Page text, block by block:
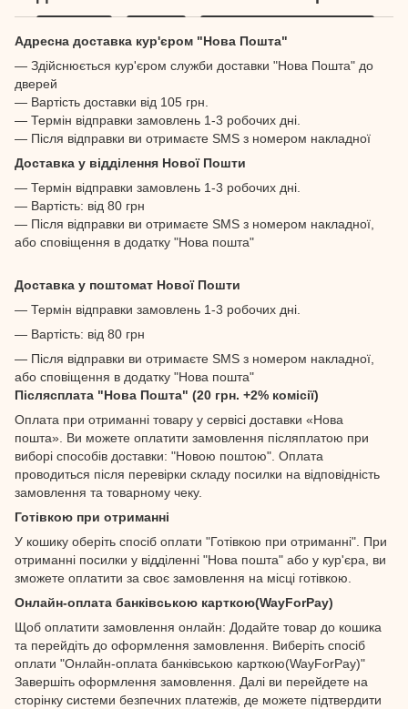
Адресна доставка кур'єром "Нова Пошта"
— Здійснюється кур'єром служби доставки "Нова Пошта" до
дверей
— Вартість доставки від 105 грн.
— Термін відправки замовлень 1-3 робочих дні.
— Після відправки ви отримаєте SMS з номером накладної
Доставка у відділення Нової Пошти
— Термін відправки замовлень 1-3 робочих дні.
— Вартість: від 80 грн
— Після відправки ви отримаєте SMS з номером накладної,
або сповіщення в додатку "Нова пошта"
Доставка у поштомат Нової Пошти
— Термін відправки замовлень 1-3 робочих дні.
— Вартість: від 80 грн
— Після відправки ви отримаєте SMS з номером накладної,
або сповіщення в додатку "Нова пошта"
Післясплата "Нова Пошта" (20 грн. +2% комісії)
Оплата при отриманні товару у сервісі доставки «Нова
пошта». Ви можете оплатити замовлення післяплатою при
виборі способів доставки: "Новою поштою". Оплата
проводиться після перевірки складу посилки на відповідність
замовлення та товарному чеку.
Готівкою при отриманні
У кошику оберіть спосіб оплати "Готівкою при отриманні". При
отриманні посилки у відділенні "Нова пошта" або у кур'єра, ви
зможете оплатити за своє замовлення на місці готівкою.
Онлайн-оплата банківською карткою(WayForPay)
Щоб оплатити замовлення онлайн: Додайте товар до кошика
та перейдіть до оформлення замовлення. Виберіть спосіб
оплати "Онлайн-оплата банківською карткою(WayForPay)"
Завершіть оформлення замовлення. Далі ви перейдете на
сторінку системи безпечних платежів, де можете підтвердити